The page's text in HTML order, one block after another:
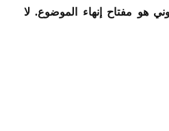
هو مفتاح إنهاء الموضوع. لا